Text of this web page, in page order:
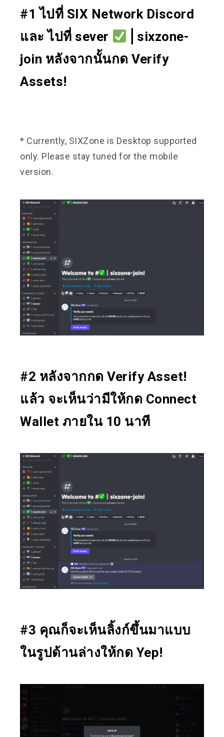
#1 ไปที่ SIX Network Discord
และ ไปที่ sever
⎪sixzone-
join หลังจากนั้นกด Verify
Assets!
* Currently, SIXZone is Desktop supported
only. Please stay tuned for the mobile
version.
#2 หลังจากกด Verify Asset!
แล้ว จะเห็นว่ามีให้กด Connect
Wallet ภายใน 10 นาที
#3 คุณก็จะเห็นลิ้งก์ขึ้นมาแบบ
ในรูปด้านล่างให้กด Yep!